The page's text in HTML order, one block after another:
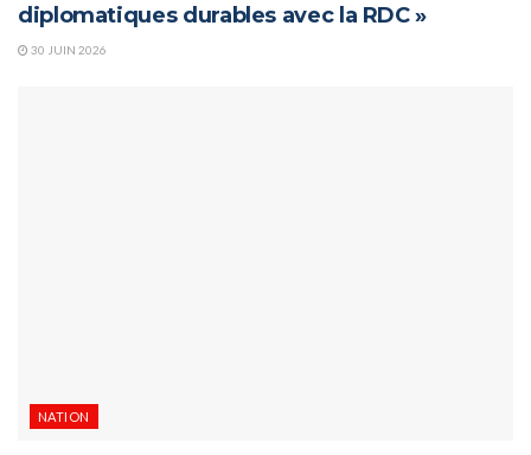
diplomatiques durables avec la RDC »
30 JUIN 2026
NATION